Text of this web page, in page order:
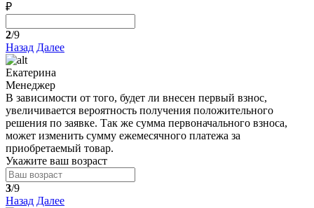
₽
2/9
Назад Далее
Екатерина
Менеджер
В зависимости от того, будет ли внесен первый взнос,
увеличивается вероятность получения положительного
решения по заявке. Так же сумма первоначального взноса,
может изменить сумму ежемесячного платежа за
приобретаемый товар.
Укажите ваш возраст
3/9
Назад Далее